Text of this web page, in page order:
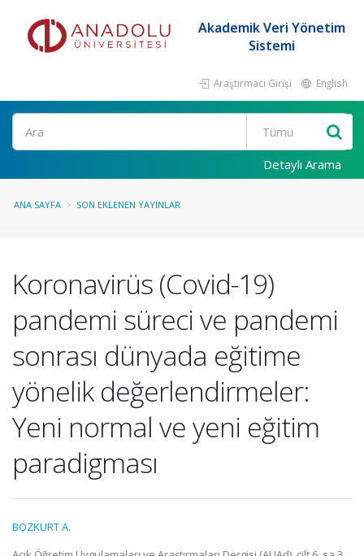
Akademik Veri Yönetim
Sistemi
Araştırmacı Girişi English
Ara
Detaylı Arama
ANA SAYFA SON EKLENEN YAYINLAR
Koronavirüs (Covid-19)
pandemi süreci ve pandemi
sonrası dünyada eğitime
yönelik değerlendirmeler:
Yeni normal ve yeni eğitim
paradigması
BOZKURT A.